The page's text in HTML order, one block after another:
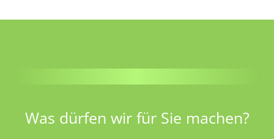
Was dürfen wir für Sie machen?